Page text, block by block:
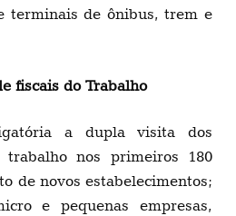
terminais de ônibus, trem e
fiscais do Trabalho
a dupla visita dos
trabalho nos primeiros 180
de novos estabelecimentos;
e pequenas empresas,